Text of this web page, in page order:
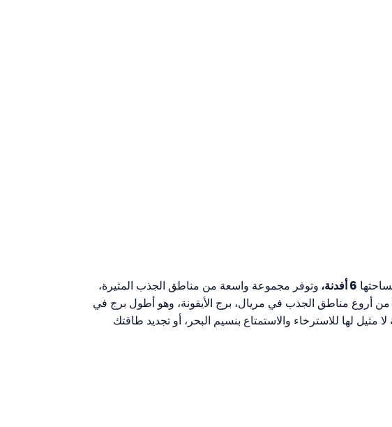
6 أفدنة،
وتوفر مجموعة واسعة من مناطق الجذب المثيرة،
أروع مناطق الجذب في مريال، برج الأيقونة، وهو أطول برج في
لها للاسترخاء والاستمتاع بنسيم البحر، أو تجديد طاقتك